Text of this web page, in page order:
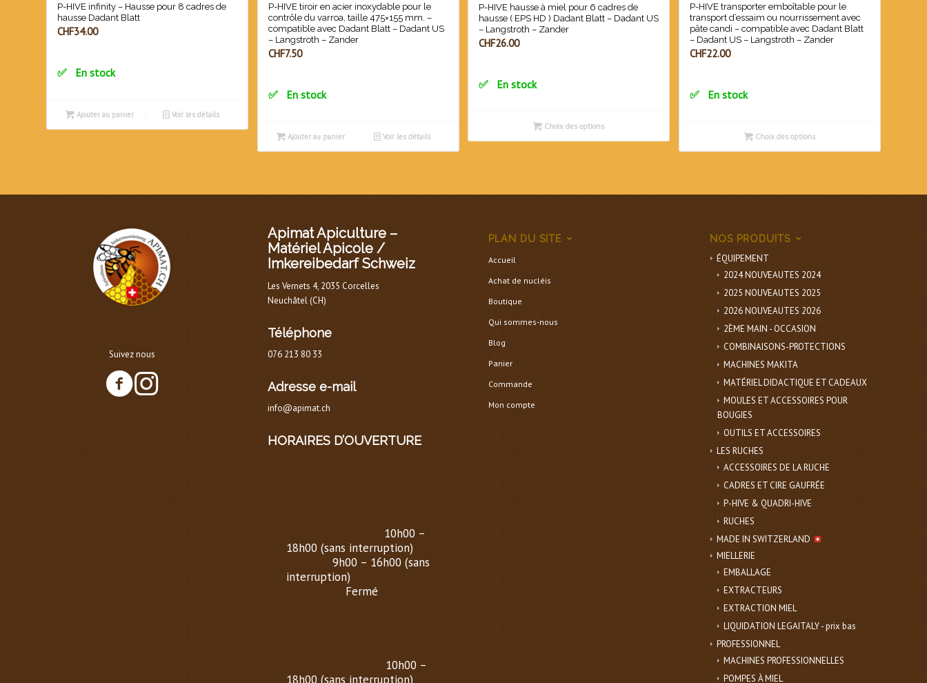
P-HIVE infinity – Hausse pour 8 cadres de
hausse Dadant Blatt
CHF34.00
En stock
Ajouter au panier Voir les détails
P-HIVE tiroir en acier inoxydable pour le
contrôle du varroa, taille 475×155 mm. –
compatible avec Dadant Blatt – Dadant US
– Langstroth – Zander
CHF7.50
En stock
Ajouter au panier Voir les détails
P-HIVE hausse à miel pour 6 cadres de
hausse ( EPS HD ) Dadant Blatt – Dadant US
– Langstroth – Zander
CHF26.00
En stock
Choix des options
P-HIVE transporter emboîtable pour le
transport d’essaim ou nourrissement avec
pâte candi – compatible avec Dadant Blatt
– Dadant US – Langstroth – Zander
CHF22.00
En stock
Choix des options
Suivez nous
Apimat Apiculture –
Matériel Apicole /
Imkereibedarf Schweiz
Les Vernets 4, 2035 Corcelles
Neuchâtel (CH)
Téléphone
076 213 80 33
Adresse e-mail
info@apimat.ch
HORAIRES D’OUVERTURE
10h00 –
18h00 (sans interruption)
9h00 – 16h00 (sans
interruption)
Fermé
10h00 –
18h00 (sans interruption)
PLAN DU SITE
Accueil
Achat de nucléis
Boutique
Qui sommes-nous
Blog
Panier
Commande
Mon compte
NOS PRODUITS
ÉQUIPEMENT
2024 NOUVEAUTES 2024
2025 NOUVEAUTES 2025
2026 NOUVEAUTES 2026
2ÈME MAIN - OCCASION
COMBINAISONS-PROTECTIONS
MACHINES MAKITA
MATÉRIEL DIDACTIQUE ET CADEAUX
MOULES ET ACCESSOIRES POUR
BOUGIES
OUTILS ET ACCESSOIRES
LES RUCHES
ACCESSOIRES DE LA RUCHE
CADRES ET CIRE GAUFRÉE
P-HIVE & QUADRI-HIVE
RUCHES
MADE IN SWITZERLAND
MIELLERIE
EMBALLAGE
EXTRACTEURS
EXTRACTION MIEL
LIQUIDATION LEGAITALY - prix bas
PROFESSIONNEL
MACHINES PROFESSIONNELLES
POMPES À MIEL